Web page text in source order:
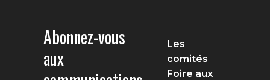
Abonnez-vous
aux
Les
comités
Foire aux